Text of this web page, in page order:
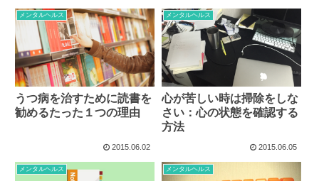
メンタルヘルス
うつ病を治すために読書を
勧めるたった１つの理由
2015.06.02
メンタルヘルス
心が苦しい時は掃除をしな
さい：心の状態を確認する
方法
2015.06.05
メンタルヘルス メンタルヘルス